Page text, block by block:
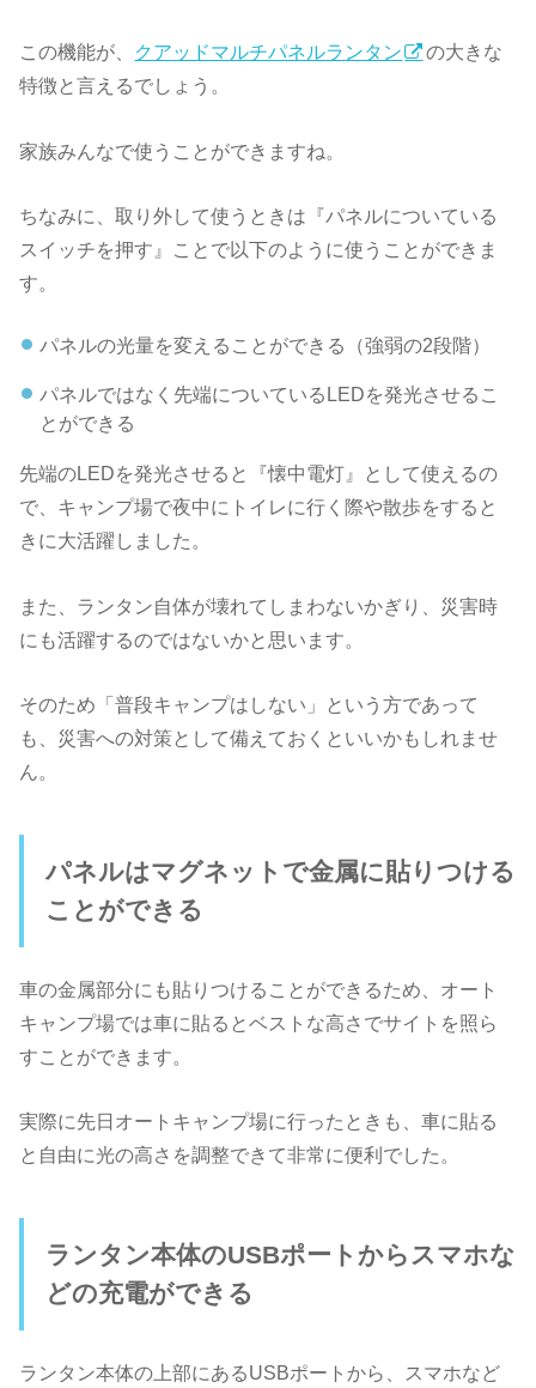
この機能が、 クアッドマルチパネルランタン
の大きな
特徴と言えるでしょう。
家族みんなで使うことができますね。
ちなみに、取り外して使うときは『パネルについている
スイッチを押す』ことで以下のように使うことができま
す。
パネルの光量を変えることができる（強弱の2段階）
パネルではなく先端についているLEDを発光させるこ
とができる
先端のLEDを発光させると『懐中電灯』として使えるの
で、キャンプ場で夜中にトイレに行く際や散歩をすると
きに大活躍しました。
また、ランタン自体が壊れてしまわないかぎり、災害時
にも活躍するのではないかと思います。
そのため「普段キャンプはしない」という方であって
も、災害への対策として備えておくといいかもしれませ
ん。
パネルはマグネットで金属に貼りつける
ことができる
車の金属部分にも貼りつけることができるため、オート
キャンプ場では車に貼るとベストな高さでサイトを照ら
すことができます。
実際に先日オートキャンプ場に行ったときも、車に貼る
と自由に光の高さを調整できて非常に便利でした。
ランタン本体のUSBポートからスマホな
どの充電ができる
ランタン本体の上部にあるUSBポートから、スマホなど